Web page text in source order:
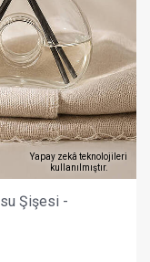
Yapay zekâ teknolojileri
kullanılmıştır.
Şişesi -